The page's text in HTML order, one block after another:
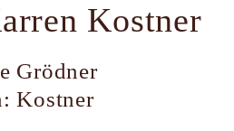
Kostner
Grödner
Kostner